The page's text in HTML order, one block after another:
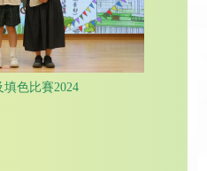
填色比賽2024